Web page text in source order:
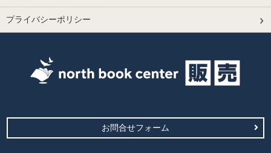
プライバシーポリシー
お問合せフォーム